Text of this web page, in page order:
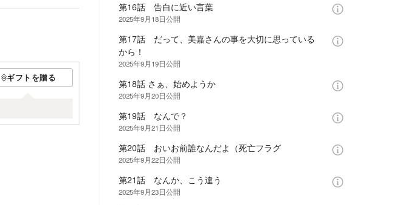
ギフトを贈る
第16話 告白に近い言葉
2025年9月18日公開
第17話 だって、美嘉さんの事を大切に思っている
から！
2025年9月19日公開
第18話 さぁ、始めようか
2025年9月20日公開
第19話 なんで？
2025年9月21日公開
第20話 おいお前誰なんだよ（死亡フラグ
2025年9月22日公開
第21話 なんか、こう違う
2025年9月23日公開